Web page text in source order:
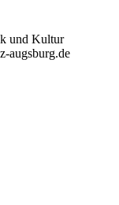
und Kultur
augsburg.de